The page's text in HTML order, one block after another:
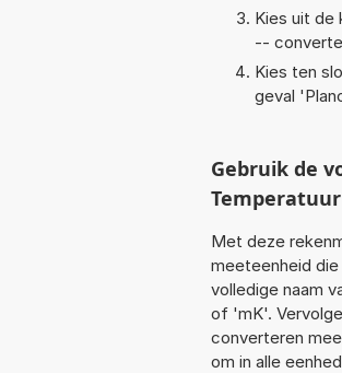
Kies uit de
--
Kies ten
geval '
Gebruik de
Met deze
meeteenheid
volledige naam
of 'mK'.
converteren
om in alle